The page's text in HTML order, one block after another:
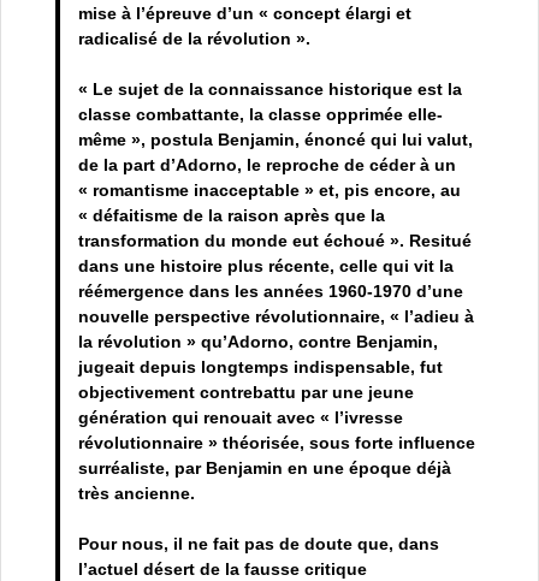
mise à l’épreuve d’un « concept élargi et
radicalisé de la révolution ».
« Le sujet de la connaissance historique est la
classe combattante, la classe opprimée elle-
même », postula Benjamin, énoncé qui lui valut,
de la part d’Adorno, le reproche de céder à un
« romantisme inacceptable » et, pis encore, au
« défaitisme de la raison après que la
transformation du monde eut échoué ». Resitué
dans une histoire plus récente, celle qui vit la
réémergence dans les années 1960-1970 d’une
nouvelle perspective révolutionnaire, « l’adieu à
la révolution » qu’Adorno, contre Benjamin,
jugeait depuis longtemps indispensable, fut
objectivement contrebattu par une jeune
génération qui renouait avec « l’ivresse
révolutionnaire » théorisée, sous forte influence
surréaliste, par Benjamin en une époque déjà
très ancienne.
Pour nous, il ne fait pas de doute que, dans
l’actuel désert de la fausse critique